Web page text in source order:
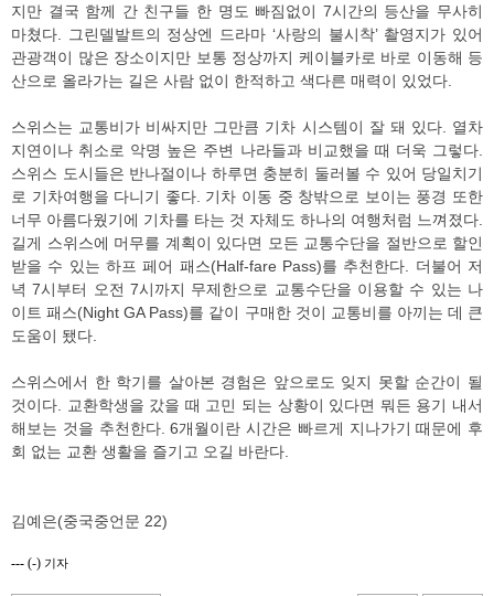
지만 결국 함께 간 친구들 한 명도 빠짐없이 7시간의 등산을 무사히
마쳤다. 그린델발트의 정상엔 드라마 ‘사랑의 불시착’ 촬영지가 있어
관광객이 많은 장소이지만 보통 정상까지 케이블카로 바로 이동해 등
산으로 올라가는 길은 사람 없이 한적하고 색다른 매력이 있었다.
스위스는 교통비가 비싸지만 그만큼 기차 시스템이 잘 돼 있다. 열차
지연이나 취소로 악명 높은 주변 나라들과 비교했을 때 더욱 그렇다.
스위스 도시들은 반나절이나 하루면 충분히 둘러볼 수 있어 당일치기
로 기차여행을 다니기 좋다. 기차 이동 중 창밖으로 보이는 풍경 또한
너무 아름다웠기에 기차를 타는 것 자체도 하나의 여행처럼 느껴졌다.
길게 스위스에 머무를 계획이 있다면 모든 교통수단을 절반으로 할인
받을 수 있는 하프 페어 패스(Half-fare Pass)를 추천한다. 더불어 저
녁 7시부터 오전 7시까지 무제한으로 교통수단을 이용할 수 있는 나
이트 패스(Night GA Pass)를 같이 구매한 것이 교통비를 아끼는 데 큰
도움이 됐다.
스위스에서 한 학기를 살아본 경험은 앞으로도 잊지 못할 순간이 될
것이다. 교환학생을 갔을 때 고민 되는 상황이 있다면 뭐든 용기 내서
해보는 것을 추천한다. 6개월이란 시간은 빠르게 지나가기 때문에 후
회 없는 교환 생활을 즐기고 오길 바란다.
김예은(중국중언문 22)
--- (-) 기자